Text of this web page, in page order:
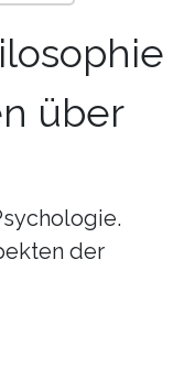
über
der